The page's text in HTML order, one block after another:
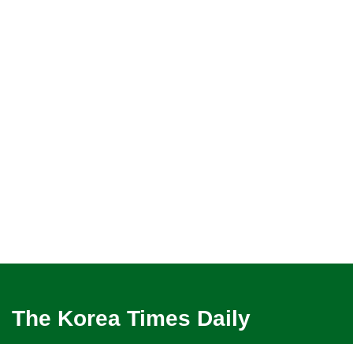
The Korea Times Daily